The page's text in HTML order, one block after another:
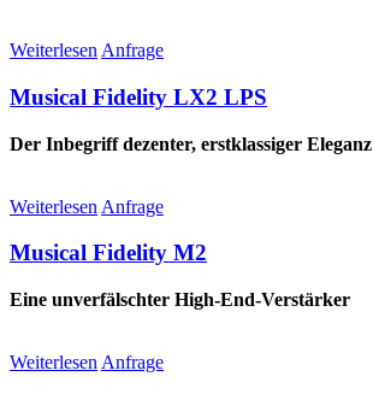
Weiterlesen Anfrage
Musical Fidelity LX2 LPS
Der Inbegriff dezenter, erstklassiger Eleganz
Weiterlesen Anfrage
Musical Fidelity M2
Eine unverfälschter High-End-Verstärker
Weiterlesen Anfrage